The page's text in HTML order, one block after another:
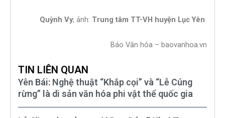
Quỳnh Vy; ảnh: Trung tâm TT-VH huyện Lục Yên
Báo Văn hóa – baovanhoa.vn
TIN LIÊN QUAN
Yên Bái: Nghệ thuật “Khắp cọi” và “Lễ Cúng
rừng” là di sản văn hóa phi vật thể quốc gia